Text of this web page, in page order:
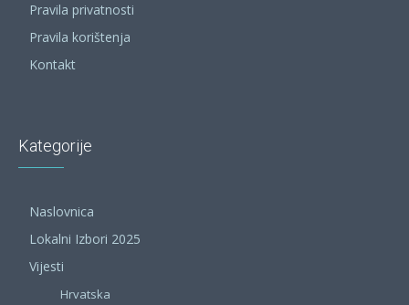
Pravila privatnosti
Pravila korištenja
Kontakt
Kategorije
Naslovnica
Lokalni Izbori 2025
Vijesti
Hrvatska